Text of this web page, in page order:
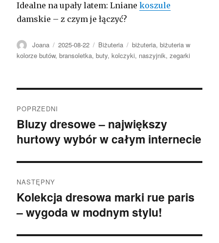
Idealne na upały latem: Lnianekoszule
damskie – z czym je łączyć?
Autor
Joana Opublikowano
2025-08-22 Kategorie
Biżuteria Tagi
biżuteria,biżuteria w
kolorze butów,bransoletka,buty,kolczyki, naszyjnik,zegarki
wpisu
POPRZEDNI
Poprzedni
wpis:
Bluzy dresowe – największy
hurtowy wybór w całym internecie
NASTĘPNY
Następny
wpis:
Kolekcja dresowa marki rue paris
– wygoda w modnym stylu!